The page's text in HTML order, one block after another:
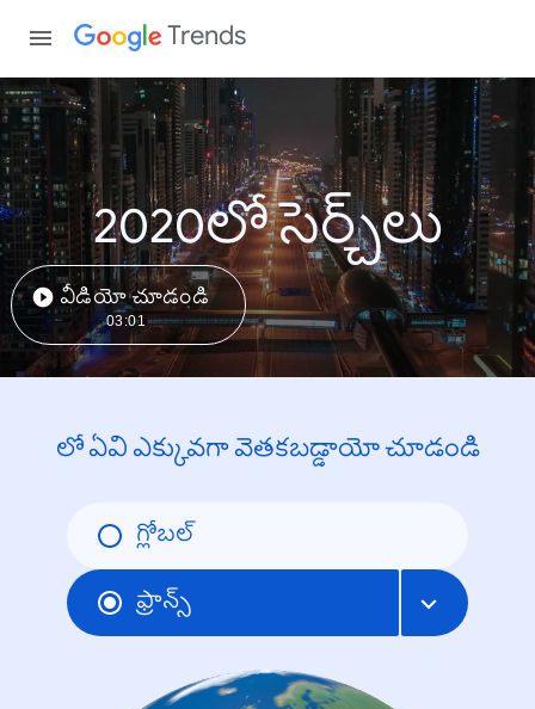
Trends
2020లో సెర్చ్‌లు
వీడియో చూడండి
03:01
లో ఏవి ఎక్కువగా వెతకబడ్డాయో చూడండి
గ్లోబల్
ఫ్రాన్స్